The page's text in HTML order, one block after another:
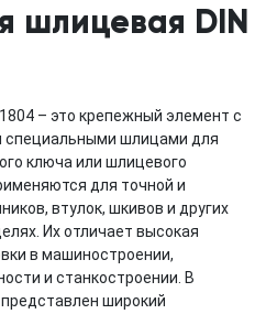
шлицевая DIN
– это крепежный элемент с
специальными шлицами для
ключа или шлицевого
для точной и
втулок, шкивов и других
Их отличает высокая
в машиностроении,
и станкостроении. В
широкий